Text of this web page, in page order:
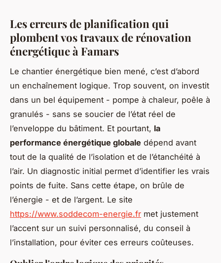
Les erreurs de planification qui
plombent vos travaux de rénovation
énergétique à Famars
Le chantier énergétique bien mené, c’est d’abord
un enchaînement logique. Trop souvent, on investit
dans un bel équipement - pompe à chaleur, poêle à
granulés - sans se soucier de l’état réel de
l’enveloppe du bâtiment. Et pourtant, la
performance énergétique globale dépend avant
tout de la qualité de l’isolation et de l’étanchéité à
l’air. Un diagnostic initial permet d’identifier les vrais
points de fuite. Sans cette étape, on brûle de
l’énergie - et de l’argent. Le site
https://www.soddecom-energie.fr met justement
l’accent sur un suivi personnalisé, du conseil à
l’installation, pour éviter ces erreurs coûteuses.